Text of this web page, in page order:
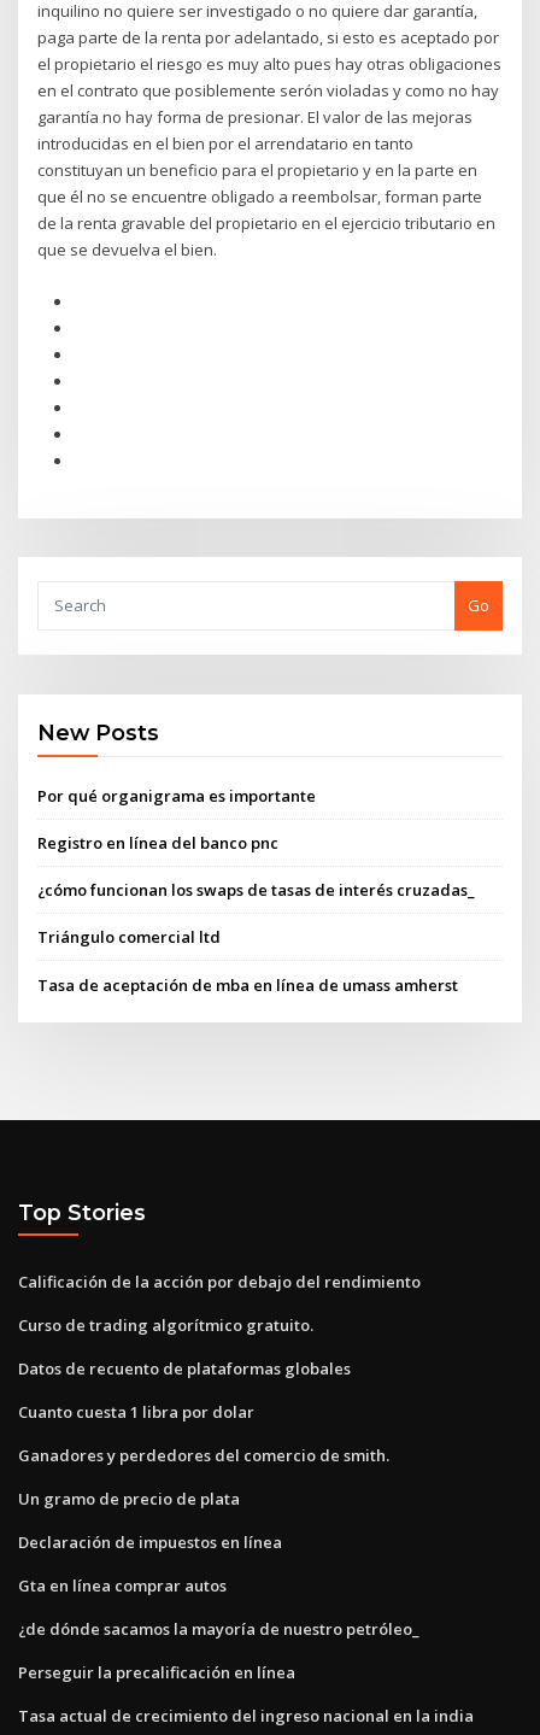
inquilino no quiere ser investigado o no quiere dar garantía,
paga parte de la renta por adelantado, si esto es aceptado por
el propietario el riesgo es muy alto pues hay otras obligaciones
en el contrato que posiblemente serón violadas y como no hay
garantía no hay forma de presionar. El valor de las mejoras
introducidas en el bien por el arrendatario en tanto
constituyan un beneficio para el propietario y en la parte en
que él no se encuentre obligado a reembolsar, forman parte
de la renta gravable del propietario en el ejercicio tributario en
que se devuelva el bien.
Go
New Posts
Por qué organigrama es importante
Registro en línea del banco pnc
¿cómo funcionan los swaps de tasas de interés cruzadas_
Triángulo comercial ltd
Tasa de aceptación de mba en línea de umass amherst
Top Stories
Calificación de la acción por debajo del rendimiento
Curso de trading algorítmico gratuito.
Datos de recuento de plataformas globales
Cuanto cuesta 1 libra por dolar
Ganadores y perdedores del comercio de smith.
Un gramo de precio de plata
Declaración de impuestos en línea
Gta en línea comprar autos
¿de dónde sacamos la mayoría de nuestro petróleo_
Perseguir la precalificación en línea
Tasa actual de crecimiento del ingreso nacional en la india